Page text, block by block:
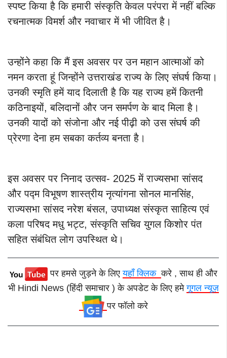
स्पष्ट किया है कि हमारी संस्कृति केवल परंपरा में नहीं बल्कि
रचनात्मक विमर्श और नवाचार में भी जीवित है।
उन्होंने कहा कि मैं इस अवसर पर उन महान आत्माओं को
नमन करता हूं जिन्होंने उत्तराखंड राज्य के लिए संघर्ष किया।
उनकी स्मृति हमें याद दिलाती है कि यह राज्य हमें कितनी
कठिनाइयों, बलिदानों और जन समर्पण के बाद मिला है।
उनकी यादों को संजोना और नई पीढ़ी को उस संघर्ष की
प्रेरणा देना हम सबका कर्तव्य बनता है।
इस अवसर पर निनाद उत्सव- 2025 में राज्यसभा सांसद
और पद्म विभूषण शास्त्रीय नृत्यांगना सोनल मानसिंह,
राज्यसभा सांसद नरेश बंसल, उपाध्यक्ष संस्कृत साहित्य एवं
कला परिषद मधु भट्ट, संस्कृति सचिव युगल किशोर पंत
सहित संबंधित लोग उपस्थित थे।
पर हमसे जुड़ने के लिएयहाँ क्लिककरे , साथ ही और
भी Hindi News (हिंदी समाचार ) के अपडेट के लिए हमेगूगल न्यूज़
पर फॉलो करे